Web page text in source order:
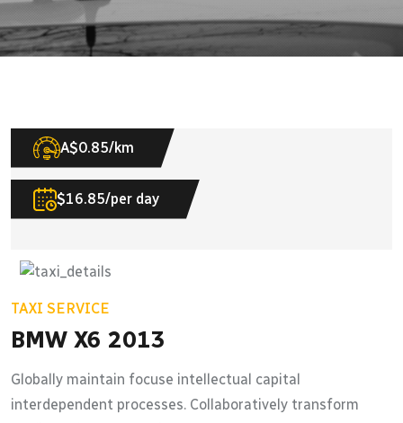
A$0.85/km
$16.85/per day
TAXI SERVICE
BMW X6 2013
Globally maintain focuse intellectual capital
interdependent processes. Collaboratively transform